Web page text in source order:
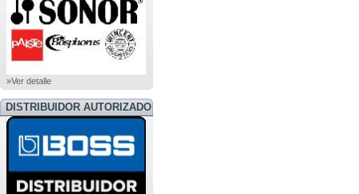
»Ver detalle
DISTRIBUIDOR AUTORIZADO
BOSS